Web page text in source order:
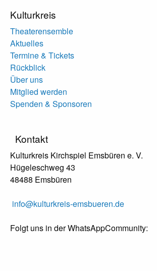
Kulturkreis
Theaterensemble
Aktuelles
Termine & Tickets
Rückblick
Über uns
Mitglied werden
Spenden & Sponsoren
Kontakt
Kulturkreis Kirchspiel Emsbüren e. V.
Hügeleschweg 43
48488 Emsbüren
info@kulturkreis-emsbueren.de
Folgt uns in der WhatsAppCommunity: